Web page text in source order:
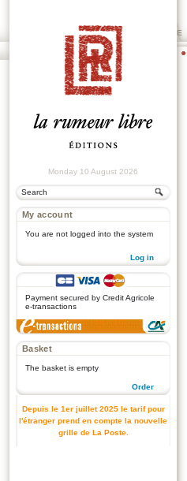
PRIX ROGER DEXTRE
Monday 10 August 2026
My account
You are not logged into the system
Log in
Payment secured by Credit Agricole
e-transactions
Basket
The basket is empty
Order
Depuis le 1er juillet 2025 le tarif pour
l'étranger prend en compte la nouvelle
grille de La Poste.